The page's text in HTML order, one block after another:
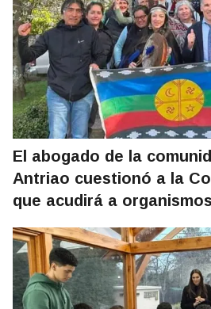
El abogado de la
Antriao cuestionó a la
que acudirá a